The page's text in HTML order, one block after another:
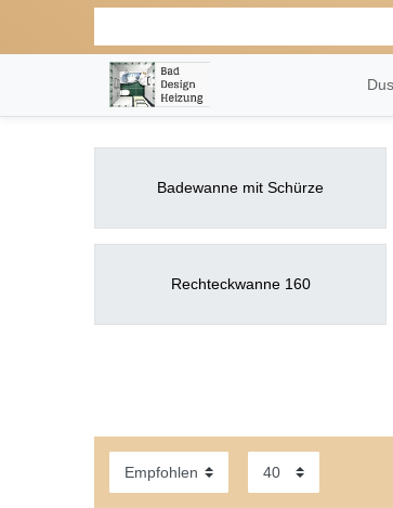
Badewanne mit Schürze
Rechteckwanne 160